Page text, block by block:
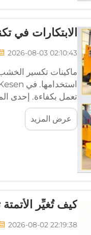
الابتكارات في
2026-08-03 02:10:43
ماكينات تكسير
تعمل بكفاءة. إحدى
عرض المزيد
كيف تُغيِّر
2026-08-02 22:19:38